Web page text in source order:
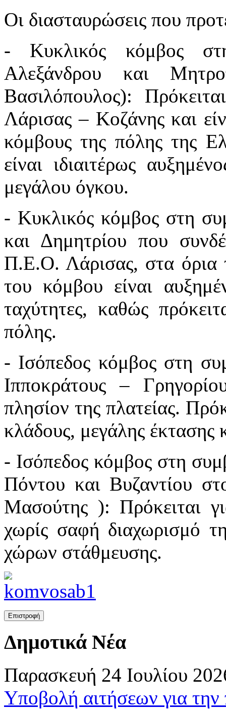
Οι διασταυρώσεις που
- Κυκλικός κόμβος
Αλεξάνδρου και
Βασιλόπουλος):
Λάρισας – Κοζάνης και
κόμβους της πόλης της
είναι ιδιαιτέρως
μεγάλου όγκου.
- Κυκλικός κόμβος στη
και Δημητρίου που
Π.Ε.Ο. Λάρισας, στα
του κόμβου είναι
ταχύτητες, καθώς
πόλης.
- Ισόπεδος κόμβος στη
Ιπποκράτους –
πλησίον της πλατείας.
κλάδους, μεγάλης έκτασης
- Ισόπεδος κόμβος στη
Πόντου και Βυζαντίου
Μασούτης ): Πρόκειται
χωρίς σαφή διαχωρισμό
χώρων στάθμευσης.
Δημοτικά Νέα
Παρασκευή 24 Ιουλίου
Υποβολή αιτήσεων για